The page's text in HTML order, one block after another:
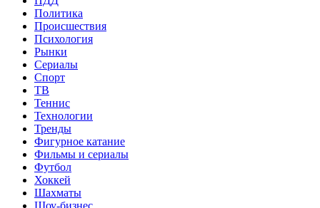
Политика
Происшествия
Психология
Рынки
Сериалы
Спорт
ТВ
Теннис
Технологии
Тренды
Фигурное катание
Фильмы и сериалы
Футбол
Хоккей
Шахматы
Шоу-бизнес